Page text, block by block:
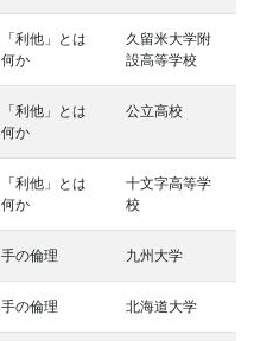
「利他」とは
何か
久留米大学附
設高等学校
「利他」とは
何か
公立高校
「利他」とは
何か
十文字高等学
校
手の倫理 九州大学
手の倫理 北海道大学